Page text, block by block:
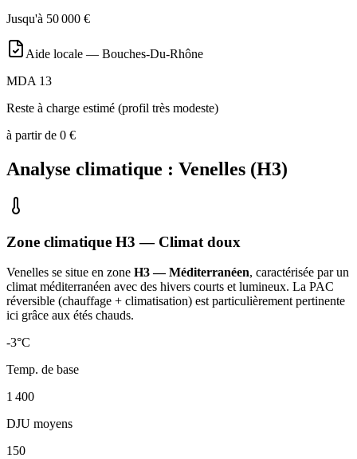
Jusqu'à 50 000 €
Aide locale — Bouches-Du-Rhône
MDA 13
Reste à charge estimé (profil très modeste)
à partir de 0 €
Analyse climatique : Venelles (H3)
Zone climatique H3 — Climat doux
Venelles se situe en zone H3 — Méditerranéen, caractérisée par un
climat méditerranéen avec des hivers courts et lumineux. La PAC
réversible (chauffage + climatisation) est particulièrement pertinente
ici grâce aux étés chauds.
-3°C
Temp. de base
1 400
DJU moyens
150